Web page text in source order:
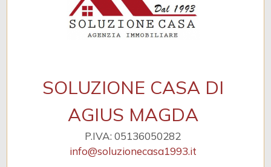
SOLUZIONE CASA DI
AGIUS MAGDA
P.IVA: 05136050282
info@soluzionecasa1993.it